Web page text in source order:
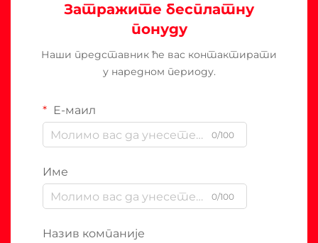
Затражите бесплатну
понуду
Наши представник ће вас контактирати
у наредном периоду.
Е-маил
0/100
Име
0/100
Назив компаније